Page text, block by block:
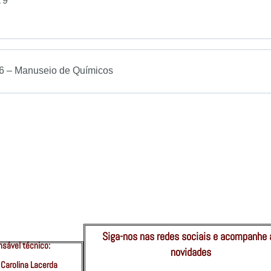
– Manuseio de Químicos
técnico:
Lacerda
Siga-nos nas redes sociais e acompanhe
novidades